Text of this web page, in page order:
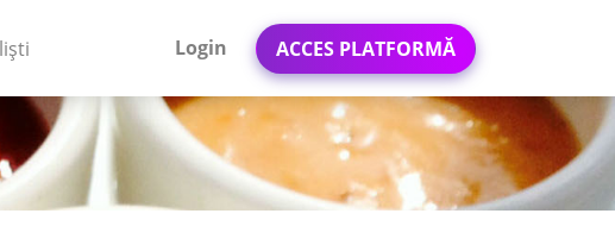
Login ACCES PLATFORMĂ